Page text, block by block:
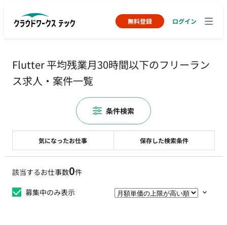
無料登録 ログイン
Flutter 平均残業月30時間以下のフリーラン
ス求人・案件一覧
該当するお仕事数0件
募集中のみ表示
気になったお仕事 保存した検索条件
条件検索